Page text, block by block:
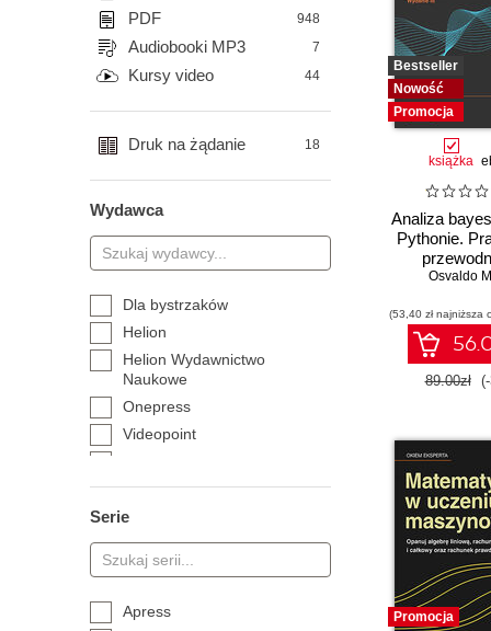
PDF 948
Audiobooki MP3 7
Kursy video 44
Druk na żądanie 18
Wydawca
Dla bystrzaków
Helion
Helion Wydawnictwo
Naukowe
Onepress
Videopoint
BPB Publications
BPC GROUP POLAND
C. H. Beck
CeDeWu
Lubelska Akademia WSEI
Serie
Apress
Bestseller
Nowość
Promocja
książka
Analiza
Pythonie.
Osvaldo
(53,40 zł najniższa
89.00zł
Promocja